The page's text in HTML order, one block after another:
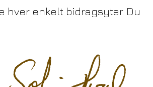
hver enkelt bidragsyter. Du